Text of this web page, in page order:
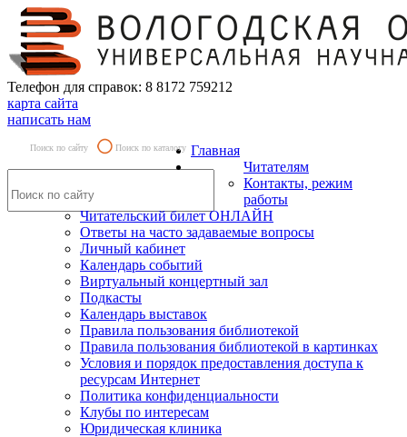
Телефон для справок: 8 8172 759212
карта сайта
написать нам
Поиск по сайту Поиск по каталогу Главная
Читателям
Контакты, режим
работы
Читательский билет ОНЛАЙН
Ответы на часто задаваемые вопросы
Личный кабинет
Календарь событий
Виртуальный концертный зал
Подкасты
Календарь выставок
Правила пользования библиотекой
Правила пользования библиотекой в картинках
Условия и порядок предоставления доступа к
ресурсам Интернет
Политика конфиденциальности
Клубы по интересам
Юридическая клиника